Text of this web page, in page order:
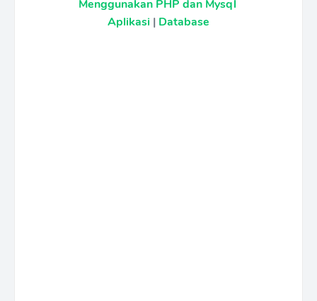
Menggunakan PHP dan Mysql
Aplikasi | Database